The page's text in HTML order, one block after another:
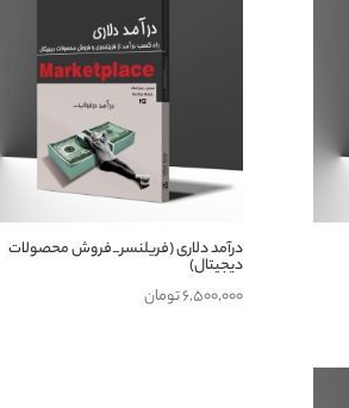
درآمد دلاری (فریلنسر_فروش محصولات
دیجیتال)
۶,۵۰۰,۰۰۰تومان